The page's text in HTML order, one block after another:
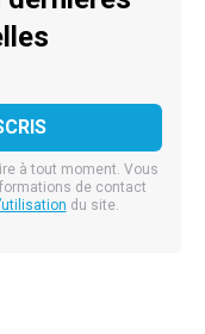
à tout moment. Vous
de contact
du site.